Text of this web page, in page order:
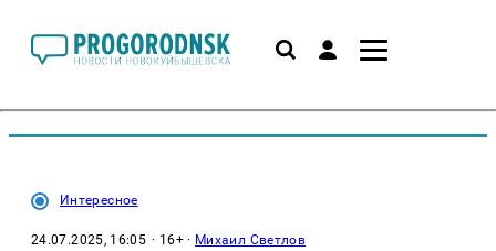
Интересное
24.07.2025, 16:05 · 16+ · Михаил Светлов